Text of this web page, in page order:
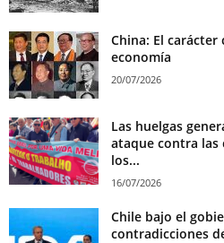
China: El
economía
20/07/2026
Las huelgas
ataque contra las
los...
16/07/2026
Chile bajo el
contradicciones